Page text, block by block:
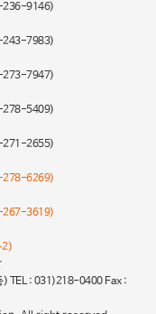
236-9146)
243-7983)
273-7947)
278-5409)
271-2655)
278-6269)
267-3619)
) TEL : 031)218-0400 Fax :